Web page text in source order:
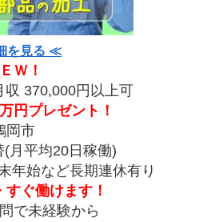
を見る ≪
Ｗ！
収 370,000円以上可
円プレゼント！
岡市
月平均20日稼働)
年始など長期連休有り
ぐ働けます！
で未経験から